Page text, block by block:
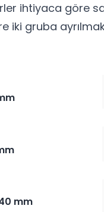
ihtiyaca göre
iki gruba
mm